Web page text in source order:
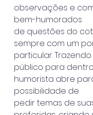
observações e
bem-humorados
de questões do
sempre com um
particular.
público para
humorista abre
possibilidade de
pedir temas de